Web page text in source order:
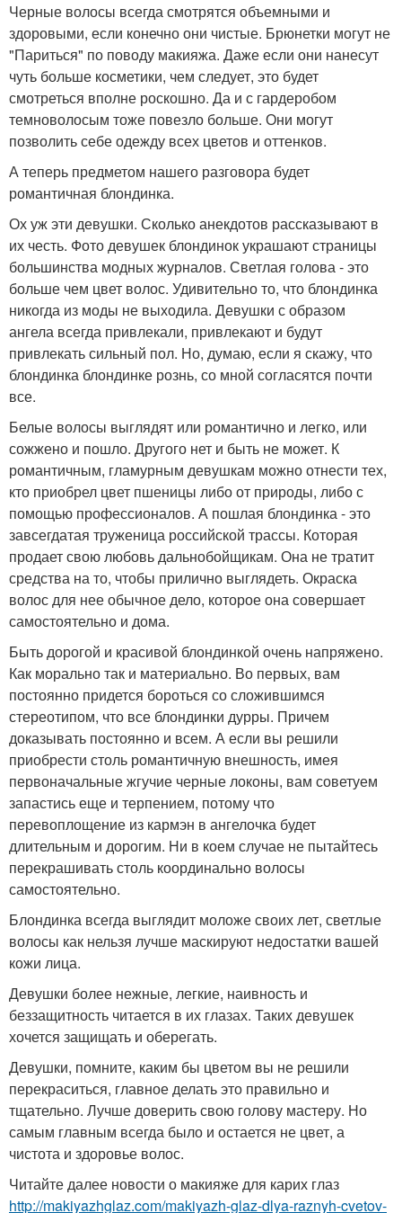
Черные волосы всегда смотрятся объемными и
здоровыми, если конечно они чистые. Брюнетки могут не
"Париться" по поводу макияжа. Даже если они нанесут
чуть больше косметики, чем следует, это будет
смотреться вполне роскошно. Да и с гардеробом
темноволосым тоже повезло больше. Они могут
позволить себе одежду всех цветов и оттенков.
А теперь предметом нашего разговора будет
романтичная блондинка.
Ох уж эти девушки. Сколько анекдотов рассказывают в
их честь. Фото девушек блондинок украшают страницы
большинства модных журналов. Светлая голова - это
больше чем цвет волос. Удивительно то, что блондинка
никогда из моды не выходила. Девушки с образом
ангела всегда привлекали, привлекают и будут
привлекать сильный пол. Но, думаю, если я скажу, что
блондинка блондинке рознь, со мной согласятся почти
все.
Белые волосы выглядят или романтично и легко, или
сожжено и пошло. Другого нет и быть не может. К
романтичным, гламурным девушкам можно отнести тех,
кто приобрел цвет пшеницы либо от природы, либо с
помощью профессионалов. А пошлая блондинка - это
завсегдатая труженица российской трассы. Которая
продает свою любовь дальнобойщикам. Она не тратит
средства на то, чтобы прилично выглядеть. Окраска
волос для нее обычное дело, которое она совершает
самостоятельно и дома.
Быть дорогой и красивой блондинкой очень напряжено.
Как морально так и материально. Во первых, вам
постоянно придется бороться со сложившимся
стереотипом, что все блондинки дурры. Причем
доказывать постоянно и всем. А если вы решили
приобрести столь романтичную внешность, имея
первоначальные жгучие черные локоны, вам советуем
запастись еще и терпением, потому что
перевоплощение из кармэн в ангелочка будет
длительным и дорогим. Ни в коем случае не пытайтесь
перекрашивать столь координально волосы
самостоятельно.
Блондинка всегда выглядит моложе своих лет, светлые
волосы как нельзя лучше маскируют недостатки вашей
кожи лица.
Девушки более нежные, легкие, наивность и
беззащитность читается в их глазах. Таких девушек
хочется защищать и оберегать.
Девушки, помните, каким бы цветом вы не решили
перекраситься, главное делать это правильно и
тщательно. Лучше доверить свою голову мастеру. Но
самым главным всегда было и остается не цвет, а
чистота и здоровье волос.
Читайте далее новости о макияже для карих глаз
http://makiyazhglaz.com/makiyazh-glaz-dlya-raznyh-cvetov-